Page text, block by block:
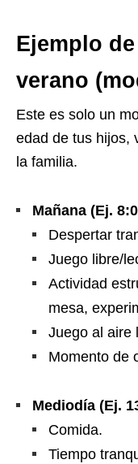
Ejemplo
verano
Este es solo un
edad de tus hijos,
la familia.
Mañana (Ej.
Despertar
Juego libre/
Actividad
mesa,
Juego al aire
Momento de
Mediodía (Ej.
Comida.
Tiempo